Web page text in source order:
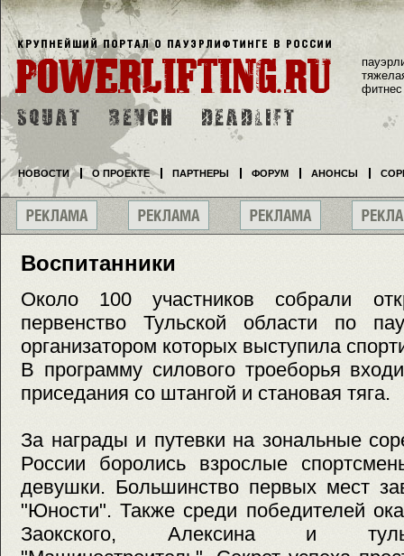
Воспитанники
Около 100 участников собрали
первенство Тульской области по
организатором которых выступила
В программу силового троеборья
приседания со штангой и становая тяга.
За награды и путевки на зональные
России боролись взрослые
девушки. Большинство первых мест
"Юности". Также среди победителей
Заокского, Алексина и
фитнес
НОВОСТИ О ПРОЕКТЕ ПАРТНЕРЫ ФОРУМ АНОНСЫ